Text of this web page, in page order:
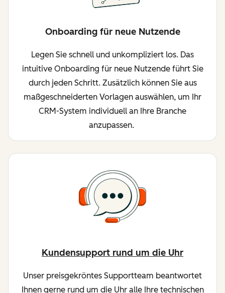
Onboarding für neue Nutzende
Legen Sie schnell und unkompliziert los. Das
intuitive Onboarding für neue Nutzende führt Sie
durch jeden Schritt. Zusätzlich können Sie aus
maßgeschneiderten Vorlagen auswählen, um Ihr
CRM-System individuell an Ihre Branche
anzupassen.
Kundensupport rund um die Uhr
Unser preisgekröntes Supportteam beantwortet
Ihnen gerne rund um die Uhr alle Ihre technischen